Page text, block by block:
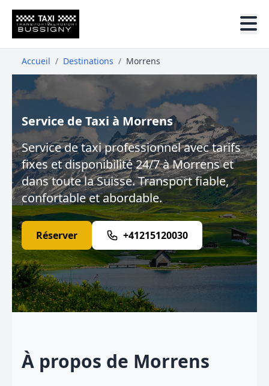
Accueil / Destinations / Morrens
Service de Taxi à Morrens
Service de taxi professionnel avec tarifs
fixes et disponibilité 24/7 à Morrens et
dans toute la Suisse. Transport fiable,
confortable et abordable.
Réserver +41215120030
À propos de Morrens